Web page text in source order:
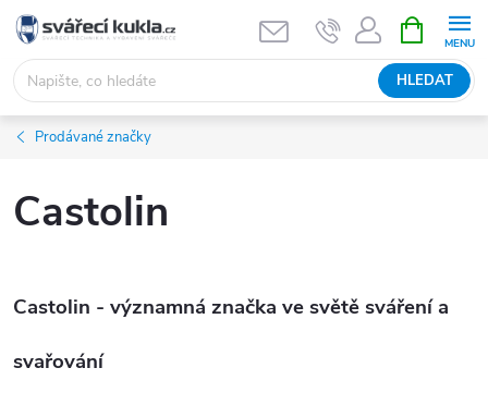
Přejít na obsah
HLEDAT
Prodávané značky
Castolin
Castolin - významná značka ve světě sváření a
svařování